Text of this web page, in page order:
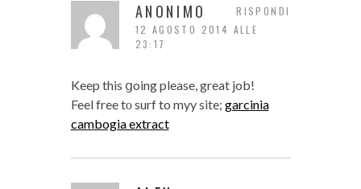
ANONIMO
12 AGOSTO 2014 ALLE
23:17
Keep this ցoing please, great job!
Feel free tο surf to myy site; garcinia
cambogia extract
RISPONDI